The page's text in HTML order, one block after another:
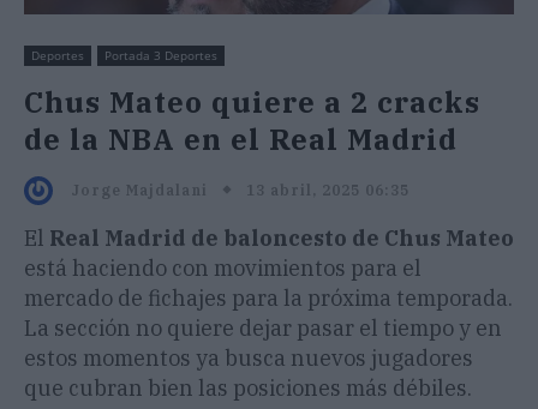
Deportes Portada 3 Deportes
Chus Mateo quiere a 2 cracks
de la NBA en el Real Madrid
Jorge Majdalani 13 abril, 2025 06:35
El Real Madrid de baloncesto de Chus Mateo
está haciendo con movimientos para el
mercado de fichajes para la próxima temporada.
La sección no quiere dejar pasar el tiempo y en
estos momentos ya busca nuevos jugadores
que cubran bien las posiciones más débiles.